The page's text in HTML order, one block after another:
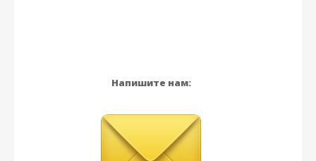
Напишите нам: